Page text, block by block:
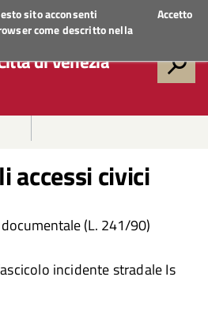
sito acconsenti
come descritto nella
Accetto
di Venezia
su
su
accessi civici
(L. 241/90)
incidente stradale Is